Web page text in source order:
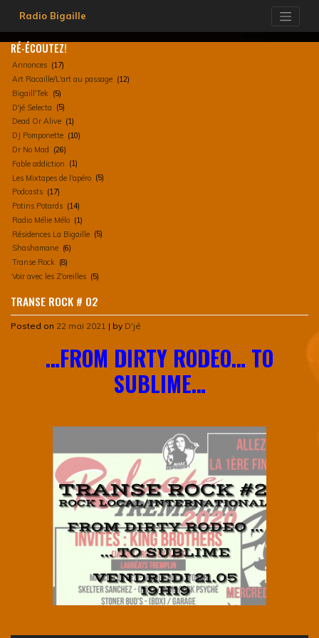
content
Radio Bigaille
RÉ-ÉCOUTEZ!
Annonces (17)
Art Racaille/L'art au passage (12)
Bigaill'Tek (5)
D'jé Selecta (5)
Dead Or Alive (1)
DJ Pomponette (10)
Dr No Mad
(26)
Fable addiction (1)
Les Mixtapes de l'apéro (5)
Podcasts (17)
Potins Potards (14)
Radio Mélie Mélo (1)
Résidences La Bigaille (5)
Shashamane (6)
Transe Rock (8)
Voir avec les Z'oreilles (5)
TRANSE ROCK # 02
Posted on 22 mai 2021 | by D'jé
…FROM DIRTY RODEO… TO
SUBLIME…